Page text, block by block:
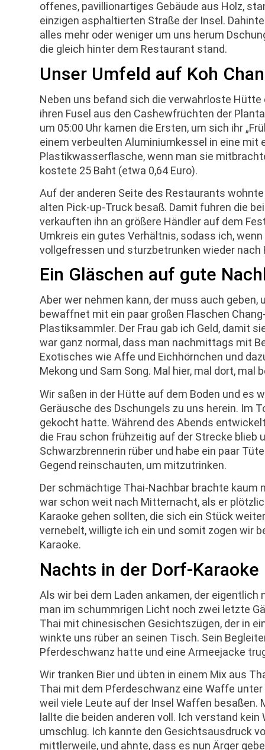
offenes, pavillionartiges Gebäude aus Holz,
einzigen asphaltierten Straße der Insel.
alles mehr oder weniger um uns herum
die gleich hinter dem Restaurant stand.
Unser Umfeld auf Koh
Neben uns befand sich die verwahrloste
ihren Fusel aus den Cashewfrüchten der
um 05:00 Uhr kamen die Ersten, um sich ihr
einem verbeulten Aluminiumkessel in eine
Plastikwasserflasche, wenn man sie
kostete 25 Baht (etwa 0,64 Euro).
Auf der anderen Seite des Restaurants
alten Pick-up-Truck besaß. Damit fuhren die
verkauften ihn an größere Händler auf dem
Umkreis ein gutes Verhältnis, sodass ich,
vollgefressen und sturzbetrunken wieder nach
Ein Gläschen auf gute
Aber wer nehmen kann, der muss auch
bewaffnet mit ein paar großen Flaschen
Plastiksammler. Der Frau gab ich Geld, damit
war ganz normal, dass man nachmittags mit
Exotisches wie Affe und Eichhörnchen und
Mekong und Sam Song. Mal hier, mal dort, mal
Wir saßen in der Hütte auf dem Boden und es
Geräusche des Dschungels zu uns herein. Im
gekocht hatte. Während des Abends
die Frau schon frühzeitig auf der Strecke blieb
Schwarzbrennerin rüber und habe ein paar
Gegend reinschauten, um mitzutrinken.
Der schmächtige Thai-Nachbar brachte kaum
war schon weit nach Mitternacht, als er
Karaoke gehen sollten, die sich ein Stück
vernebelt, willigte ich ein und somit zogen wir
Karaoke.
Nachts in der Dorf-Karaoke
Als wir bei dem Laden ankamen, der eigentlich
man im schummrigen Licht noch zwei letzte
Thai mit chinesischen Gesichtszügen, der in
winkte uns rüber an seinen Tisch. Sein
Pferdeschwanz hatte und eine Armeejacke
Wir tranken Bier und übten in einem Mix aus
Thai mit dem Pferdeschwanz eine Waffe
weil viele Leute auf der Insel Waffen
lallte die beiden anderen voll. Ich verstand
umschlug. Ich kannte den Gesichtsausdruck
mittlerweile, und ahnte, dass es nun Ärger